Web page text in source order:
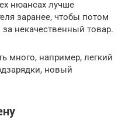
нюансах лучше
заранее, чтобы потом
некачественный товар.
много, например, легкий
новый